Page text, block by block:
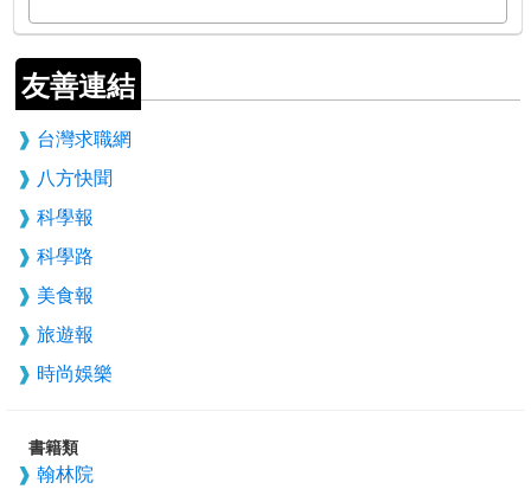
友善連結
台灣求職網
八方快聞
科學報
科學路
美食報
旅遊報
時尚娛樂
書籍類
翰林院